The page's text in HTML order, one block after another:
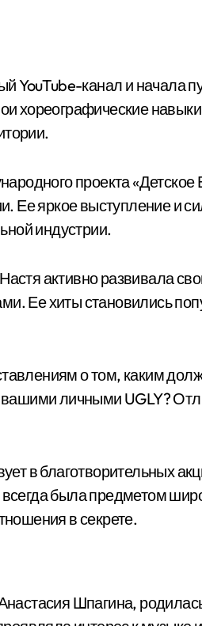
YouTube-канал и начала
хореографические
проекта
Ее яркое выступление и
индустрии.
активно развивала
Ее хиты становились
о том, каким
личными UGLY?
в благотворительных
была предметом
в секрете.
Шпагина,